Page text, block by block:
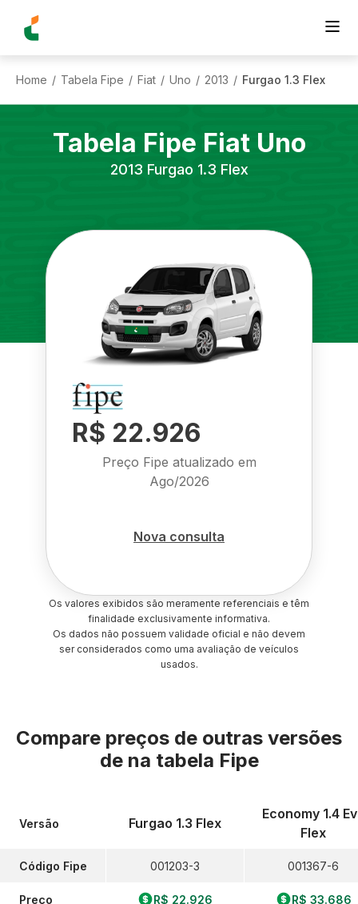
Home / Tabela Fipe / Fiat / Uno / 2013 / Furgao 1.3 Flex
Tabela Fipe Fiat Uno
2013 Furgao 1.3 Flex
R$ 22.926
Preço Fipe atualizado em
Ago/2026
Nova consulta
Os valores exibidos são meramente referenciais e têm
finalidade exclusivamente informativa.
Os dados não possuem validade oficial e não devem
ser considerados como uma avaliação de veículos
usados.
Compare preços de outras versões
de na tabela Fipe
Versão
Código Fipe
Preço
Furgao 1.3 Flex
001203-3
R$ 22.926
Economy 1.4
Flex
001367-6
R$ 33.686